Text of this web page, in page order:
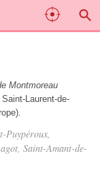
Montmoreau
Laurent-de-
Puypéroux,
Saint-Amant-de-